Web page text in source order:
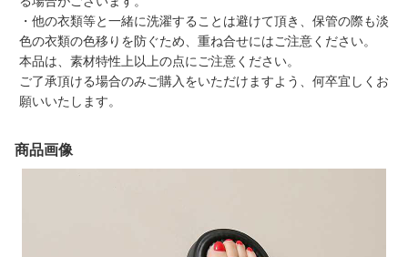
・他の衣類等と一緒に洗濯することは避けて頂き、保管の際も淡
色の衣類の色移りを防ぐため、重ね合せにはご注意ください。
本品は、素材特性上以上の点にご注意ください。
ご了承頂ける場合のみご購入をいただけますよう、何卒宜しくお
願いいたします。
商品画像